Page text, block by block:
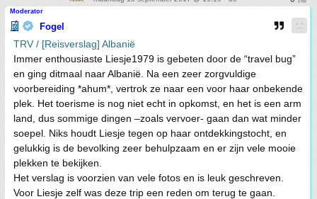
Moderator
Fogel
TRV / [Reisverslag] Albanië
Immer enthousiaste Liesje1979 is gebeten door de “travel bug”
en ging ditmaal naar Albanië. Na een zeer zorgvuldige
voorbereiding *ahum*, vertrok ze naar een voor haar onbekende
plek. Het toerisme is nog niet echt in opkomst, en het is een arm
land, dus sommige dingen –zoals vervoer- gaan dan wat minder
soepel. Niks houdt Liesje tegen op haar ontdekkingstocht, en
gelukkig is de bevolking zeer behulpzaam en er zijn vele mooie
plekken te bekijken.
Het verslag is voorzien van vele fotos en is leuk geschreven.
Voor Liesje zelf was deze trip een reden om terug te gaan.